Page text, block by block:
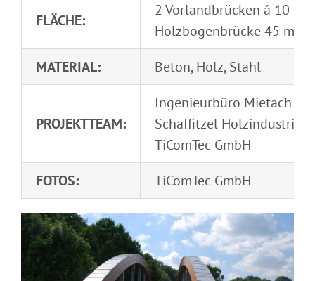
FLÄCHE:
2 Vorlandbrücken á 10 m
Holzbogenbrücke 45 m
MATERIAL:
Beton, Holz, Stahl
PROJEKTTEAM:
Ingenieurbüro Mietach
Schaffitzel Holzindustrie
TiComTec GmbH
FOTOS:
TiComTec GmbH